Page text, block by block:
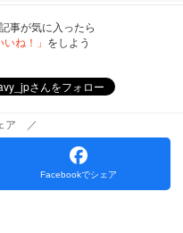
事が気に入ったら
いね！」 をしよう
ア ／
Facebookでシェア